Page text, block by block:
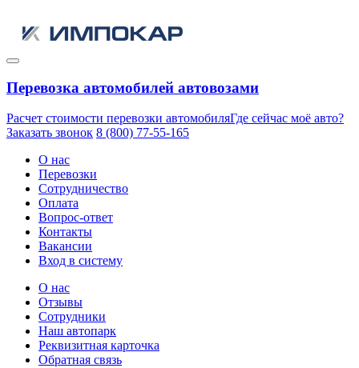
Перевозка автомобилей автовозами
Расчет стоимости перевозки автомобиляГде сейчас моё авто?
Заказать звонок 8 (800) 77-55-165
О нас
Перевозки
Сотрудничество
Оплата
Вопрос-ответ
Контакты
Вакансии
Вход в систему
О нас
Отзывы
Сотрудники
Наш автопарк
Реквизитная карточка
Обратная связь